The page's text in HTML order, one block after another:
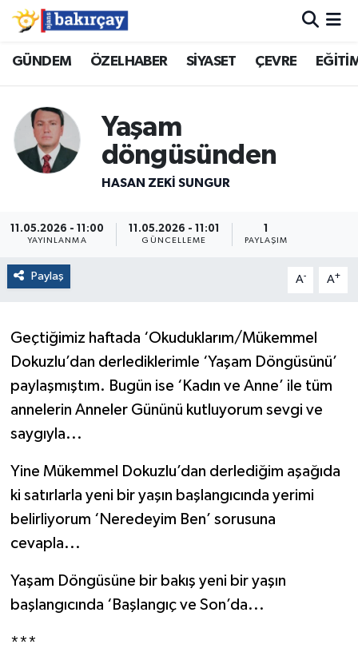
GÜNDEM ÖZELHABER SİYASET ÇEVRE
Yaşam
döngüsünden
HASAN ZEKI SUNGUR
11.05.2026 - 11:00
YAYINLANMA
11.05.2026 - 11:01
GÜNCELLEME PAYLAŞIM
Paylaş A- A+
Geçtiğimiz haftada ‘Okuduklarım/Mükemmel
Dokuzlu’dan derlediklerimle ‘Yaşam Döngüsünü’
paylaşmıştım. Bugün ise ‘Kadın ve Anne’ ile tüm
annelerin Anneler Gününü kutluyorum sevgi ve
saygıyla...
Yine Mükemmel Dokuzlu’dan derlediğim aşağıda
ki satırlarla yeni bir yaşın başlangıcında yerimi
belirliyorum ‘Neredeyim Ben’ sorusuna
cevapla...
Yaşam Döngüsüne bir bakış yeni bir yaşın
başlangıcında ‘Başlangıç ve Son’da...
***
İzmir Nöbetçi Eczaneler
İzmir Namaz Vakitleri
İzmir Trafik Yoğunluk Haritası
Süper Lig Puan Durumu ve Fikstür
Tüm Manşetler
Haber Arşivi